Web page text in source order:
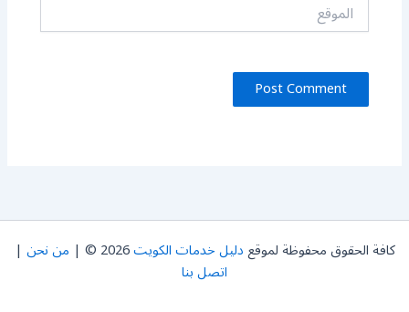
كافة الحقوق محفوظة لموقعدليل خدمات الكويت2026 © | من نحن |
اتصل بنا